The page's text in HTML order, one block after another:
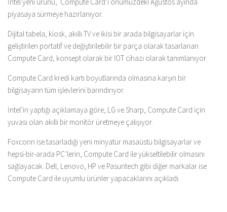
piyasaya sürmeye hazırlanıyor.
Dijital tabela, kiosk, akıllı TV ve ikisi bir arada bilgisayarlar için
geliştirilen portatif ve değiştirilebilir bir parça olarak tasarlanan
Compute Card, konsept olarak bir IOT cihazı olarak tanımlanıyor.
Compute Card kredi kartı boyutlarında olmasına karşın bir
bilgisayarın tüm işlevlerini barındırıyor.
İntel’in yaptığı açıklamaya göre, LG ve Sharp, Compute Card için
yuvası olan akıllı bir monitör üretmeye çalışıyor.
Foxconn ise tasarladığı yeni minyatür masaüstü bilgisayarlar ve
hepsi-bir-arada PC’lerin, Compute Card ile yükseltilebilir olmasını
sağlayacak. Dell, Lenovo, HP ve Pasuntech gibi diğer markalar ise
Compute Card ile uyumlu ürünler yapacaklarını açıkladı.